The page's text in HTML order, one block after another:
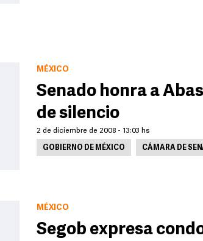
MÉXICO
Senado honra a
de silencio
2 de diciembre de 2008 - 13:03 hs
GOBIERNO DE MÉXICO CÁMARA DE
MÉXICO
Segob expresa